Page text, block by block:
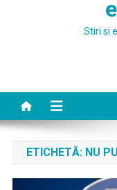
Stiri si
ETICHETĂ: NU